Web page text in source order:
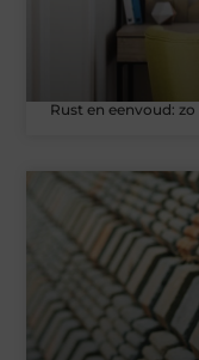
Rust en eenvoud: